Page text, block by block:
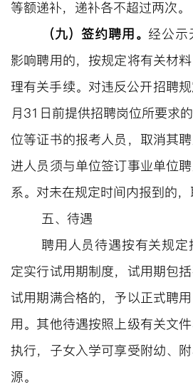
等额递补， 递补各不超过两次。
（九）签约聘用。 经公示
影响聘用的，按规定将有关材
理有关手续。对违反公开招聘
月31日前提供招聘岗位所要求
位等证书的报考人员，取消其
进人员须与单位签订事业单位
系。对未在规定时间内报到的，
五、待遇
聘用人员待遇按有关规
定实行试用期制度，试用期包括
试用期满合格的，予以正式聘
用。其他待遇按照上级有关文
执行，子女入学可享受附幼、
源。